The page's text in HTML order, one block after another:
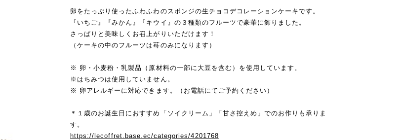
卵をたっぷり使ったふわふわのスポンジの生チョコデコレーションケーキです。
『いちご』『みかん』『キウイ』の３種類のフルーツで豪華に飾りました。
さっぱりと美味しくお召上がりいただけます！
（ケーキの中のフルーツは苺のみになります）
※ 卵・小麦粉・乳製品（原材料の一部に大豆を含む）を使用しています。
※はちみつは使用していません。
※ 卵アレルギーに対応できます。（お電話にてご予約ください）
＊１歳のお誕生日におすすめ「ソイクリーム」「甘さ控えめ」でのお作りも承りま
す。
https://lecoffret.base.ec/categories/4201768